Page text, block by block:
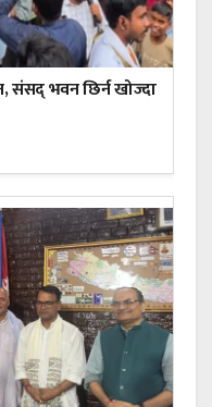
संसद् भवन छिर्न खोज्दा